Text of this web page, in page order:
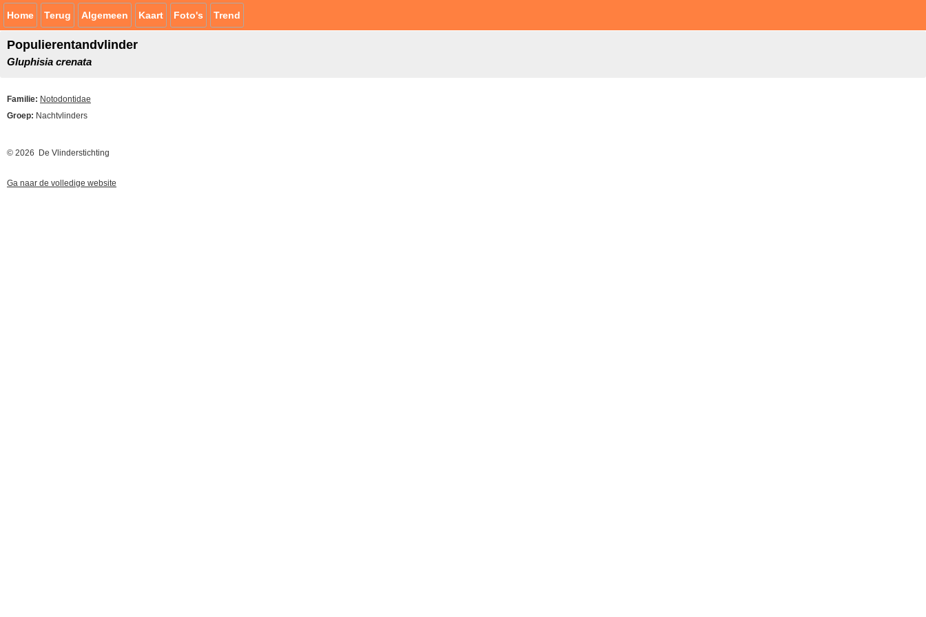
Home Terug Algemeen Kaart Foto's Trend
Populierentandvlinder
Gluphisia crenata
Familie: Notodontidae
Groep: Nachtvlinders
© 2026 De Vlinderstichting
Ga naar de volledige website